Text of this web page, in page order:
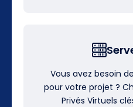
Vous avez besoin
pour votre projet ?
Privés Virtuels